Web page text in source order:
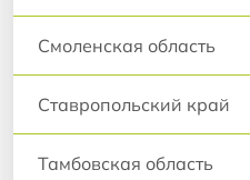
Смоленская область
Ставропольский край
Тамбовская область